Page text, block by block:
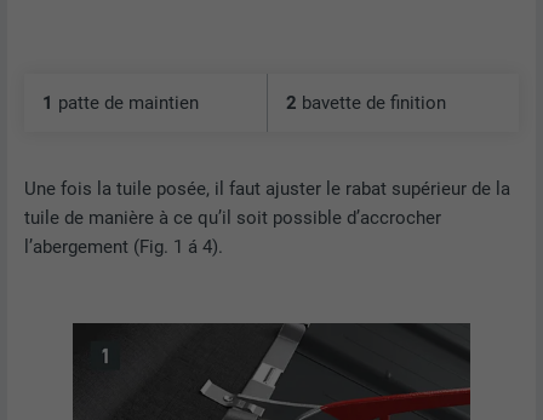
1 patte de maintien 2 bavette de finition
Une fois la tuile posée, il faut ajuster le rabat supérieur de la
tuile de manière à ce qu’il soit possible d’accrocher
l’abergement (Fig. 1 á 4).